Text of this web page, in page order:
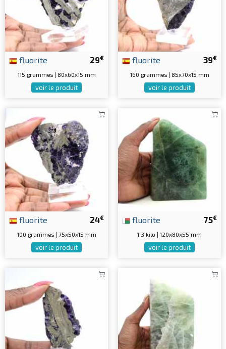
29€
fluorite
115 grammes | 80x60x15 mm
voir le produit
39€
fluorite
160 grammes | 85x70x15 mm
voir le produit
24€
fluorite
100 grammes | 75x50x15 mm
voir le produit
75€
fluorite
1.3 kilo | 120x80x55 mm
voir le produit